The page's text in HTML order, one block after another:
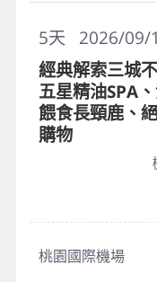
2026/09/
5天
經典解索三城
五星精油SPA
餵食長頸鹿、
購物
桃園國際機場